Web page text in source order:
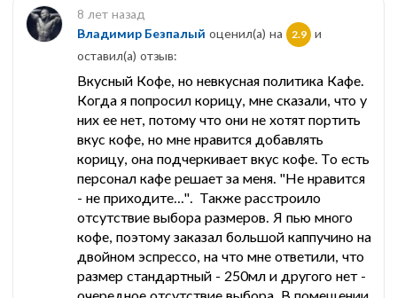
8 лет назад
Владимир Безпалый оценил(а) на 2.9
и
оставил(a) отзыв:
Вкусный Кофе, но невкусная политика Кафе.
Когда я попросил корицу, мне сказали, что у
них ее нет, потому что они не хотят портить
вкус кофе, но мне нравится добавлять
корицу, она подчеркивает вкус кофе. То есть
персонал кафе решает за меня. "Не нравится
- не приходите...". Также расстроило
отсутствие выбора размеров. Я пью много
кофе, поэтому заказал большой каппучино на
двойном эспрессо, на что мне ответили, что
размер стандартный - 250мл и другого нет -